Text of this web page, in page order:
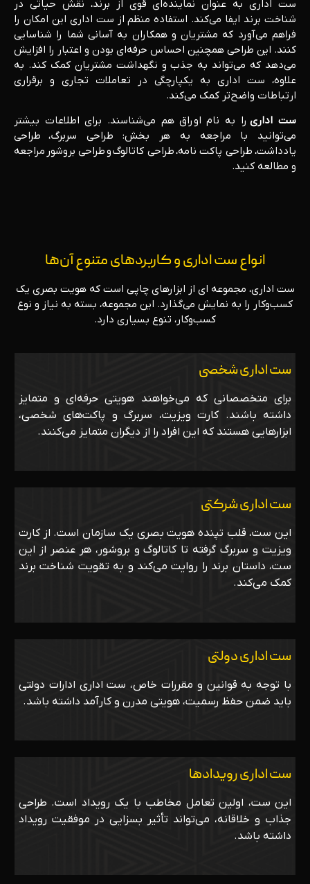
ست اداری به عنوان نماینده‌ای قوی از برند، نقش حیاتی در
شناخت برند ایفا می‌کند. استفاده منظم از ست اداری این امکان را
فراهم می‌آورد که مشتریان و همکاران به آسانی شما را شناسایی
کنند. این طراحی همچنین احساس حرفه‌ای بودن و اعتبار را افزایش
می‌دهد که می‌تواند به جذب و نگهداشت مشتریان کمک کند. به
علاوه، ست اداری به یکپارچگی در تعاملات تجاری و برقراری
ارتباطات واضح‌تر کمک می‌کند.
ست اداریرا به نام اوراق هم می‌شناسند. برای اطلاعات بیشتر
می‌توانید با مراجعه به هر بخش: طراحی سربرگ، طراحی
یادداشت، طراحی پاکت نامه، طراحی کاتالوگ و طراحی بروشور مراجعه
و مطالعه کنید.
انواع ست اداری و کاربردهای متنوع آن‌ها
ست اداری، مجموعه ای از ابزارهای چاپی است که هویت بصری یک
کسب‌وکار را به نمایش می‌گذارد. این مجموعه، بسته به نیاز و نوع
کسب‌وکار، تنوع بسیاری دارد.
ست اداری شخصی
برای متخصصانی که می‌خواهند هویتی حرفه‌ای و متمایز
داشته باشند. کارت ویزیت، سربرگ و پاکت‌های شخصی،
ابزارهایی هستند که این افراد را از دیگران متمایز می‌کنند.
ست اداری شرکتی
این ست، قلب تپنده هویت بصری یک سازمان است. از کارت
ویزیت و سربرگ گرفته تا کاتالوگ و بروشور، هر عنصر از این
ست، داستان برند را روایت می‌کند و به تقویت شناخت برند
کمک می‌کند.
ست اداری دولتی
با توجه به قوانین و مقررات خاص، ست اداری ادارات دولتی
باید ضمن حفظ رسمیت، هویتی مدرن و کارآمد داشته باشد.
ست اداری رویدادها
این ست، اولین تعامل مخاطب با یک رویداد است. طراحی
جذاب و خلاقانه، می‌تواند تأثیر بسزایی در موفقیت رویداد
داشته باشد.